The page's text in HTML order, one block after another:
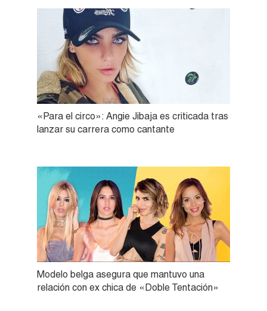
«Para el circo»: Angie Jibaja es criticada tras
lanzar su carrera como cantante
Modelo belga asegura que mantuvo una
relación con ex chica de «Doble Tentación»